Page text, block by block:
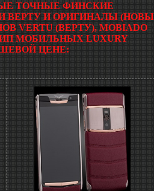
ТОЧНЫЕ ФИНСКИЕ
ВЕРТУ И ОРИГИНАЛЫ
(ВЕРТУ), MOBIADO
МОБИЛЬНЫХ LUXURY
ЦЕНЕ: